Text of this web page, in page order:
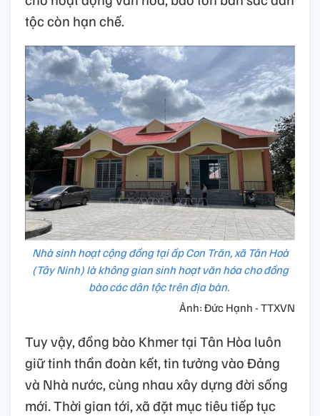
tộc còn hạn chế.
Nhà sinh hoạt cộng đồng tại ấp Con Trăn, xã Tân Hoà
(Tây Ninh) là không gian sinh hoạt văn hóa cho đồng
bào các dân tộc trên địa bàn.
Ảnh: Đức Hạnh - TTXVN
Tuy vậy, đồng bào Khmer tại Tân Hòa luôn
giữ tinh thần đoàn kết, tin tưởng vào Đảng
và Nhà nước, cùng nhau xây dựng đời sống
mới. Thời gian tới, xã đặt mục tiêu tiếp tục